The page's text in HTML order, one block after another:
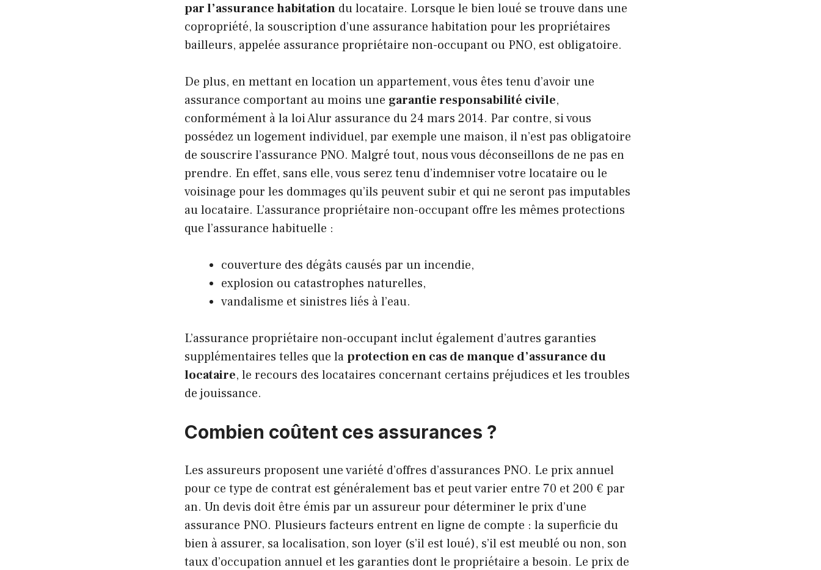
par l’assurance habitation du locataire. Lorsque le bien loué se trouve dans une
copropriété, la souscription d’une assurance habitation pour les propriétaires
bailleurs, appelée assurance propriétaire non-occupant ou PNO, est obligatoire.
De plus, en mettant en location un appartement, vous êtes tenu d’avoir une
assurance comportant au moins une garantie responsabilité civile,
conformément à la loi Alur assurance du 24 mars 2014. Par contre, si vous
possédez un logement individuel, par exemple une maison, il n’est pas obligatoire
de souscrire l’assurance PNO. Malgré tout, nous vous déconseillons de ne pas en
prendre. En effet, sans elle, vous serez tenu d’indemniser votre locataire ou le
voisinage pour les dommages qu’ils peuvent subir et qui ne seront pas imputables
au locataire. L’assurance propriétaire non-occupant offre les mêmes protections
que l’assurance habituelle :
couverture des dégâts causés par un incendie,
explosion ou catastrophes naturelles,
vandalisme et sinistres liés à l’eau.
L’assurance propriétaire non-occupant inclut également d’autres garanties
supplémentaires telles que laprotection en cas de manque d’assurance du
locataire, le recours des locataires concernant certains préjudices et les troubles
de jouissance.
Combien coûtent ces assurances ?
Les assureurs proposent une variété d’offres d’assurances PNO. Le prix annuel
pour ce type de contrat est généralement bas et peut varier entre 70 et 200 € par
an. Un devis doit être émis par un assureur pour déterminer le prix d’une
assurance PNO. Plusieurs facteurs entrent en ligne de compte : la superficie du
bien à assurer, sa localisation, son loyer (s’il est loué), s’il est meublé ou non, son
taux d’occupation annuel et les garanties dont le propriétaire a besoin. Le prix de